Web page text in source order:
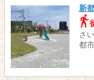
新
さ
都